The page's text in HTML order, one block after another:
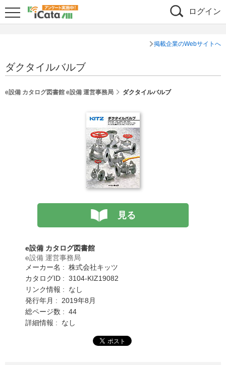
ログイン
掲載企業のWebサイトへ
ダクタイルバルブ
e設備 カタログ図書館 e設備 運営事務局 ダクタイルバルブ
見る
e設備 カタログ図書館
e設備 運営事務局
メーカー名 : 株式会社キッツ
カタログID : 3104-KIZ19082
リンク情報 : なし
発行年月 : 2019年8月
総ページ数 : 44
詳細情報 : なし